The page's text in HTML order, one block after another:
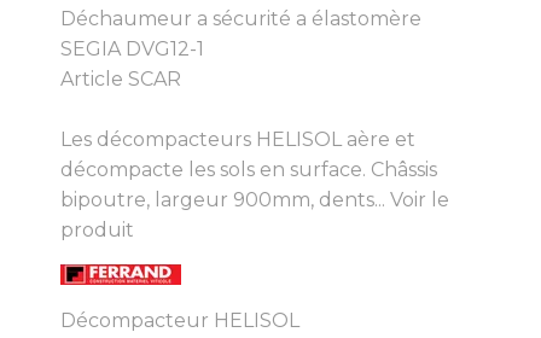
Déchaumeur a sécurité a élastomère
SEGIA DVG12-1
Article SCAR
Les décompacteurs HELISOL aère et
décompacte les sols en surface. Châssis
bipoutre, largeur 900mm, dents... Voir le
produit
Décompacteur HELISOL